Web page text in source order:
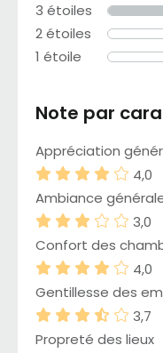
3 étoiles
2 étoiles
1 étoile
Note par
Appréciation
4,0
Ambiance
3,0
Confort des
4,0
Gentillesse des
3,7
Propreté des lieux